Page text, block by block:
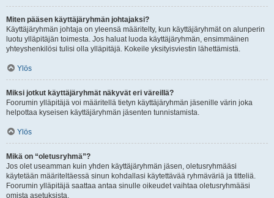
Miten pääsen käyttäjäryhmän johtajaksi?
Käyttäjäryhmän johtaja on yleensä määritelty, kun käyttäjäryhmät on alunperin
luotu ylläpitäjän toimesta. Jos haluat luoda käyttäjäryhmän, ensimmäinen
yhteyshenkilösi tulisi olla ylläpitäjä. Kokeile yksityisviestin lähettämistä.
Ylös
Miksi jotkut käyttäjäryhmät näkyvät eri väreillä?
Foorumin ylläpitäjä voi määritellä tietyn käyttäjäryhmän jäsenille värin joka
helpottaa kyseisen käyttäjäryhmän jäsenten tunnistamista.
Ylös
Mikä on “oletusryhmä”?
Jos olet useamman kuin yhden käyttäjäryhmän jäsen, oletusryhmääsi
käytetään määriteltäessä sinun kohdallasi käytettävää ryhmäväriä ja titteliä.
Foorumin ylläpitäjä saattaa antaa sinulle oikeudet vaihtaa oletusryhmääsi
omista asetuksista.